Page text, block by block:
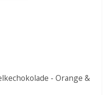
- Orange &